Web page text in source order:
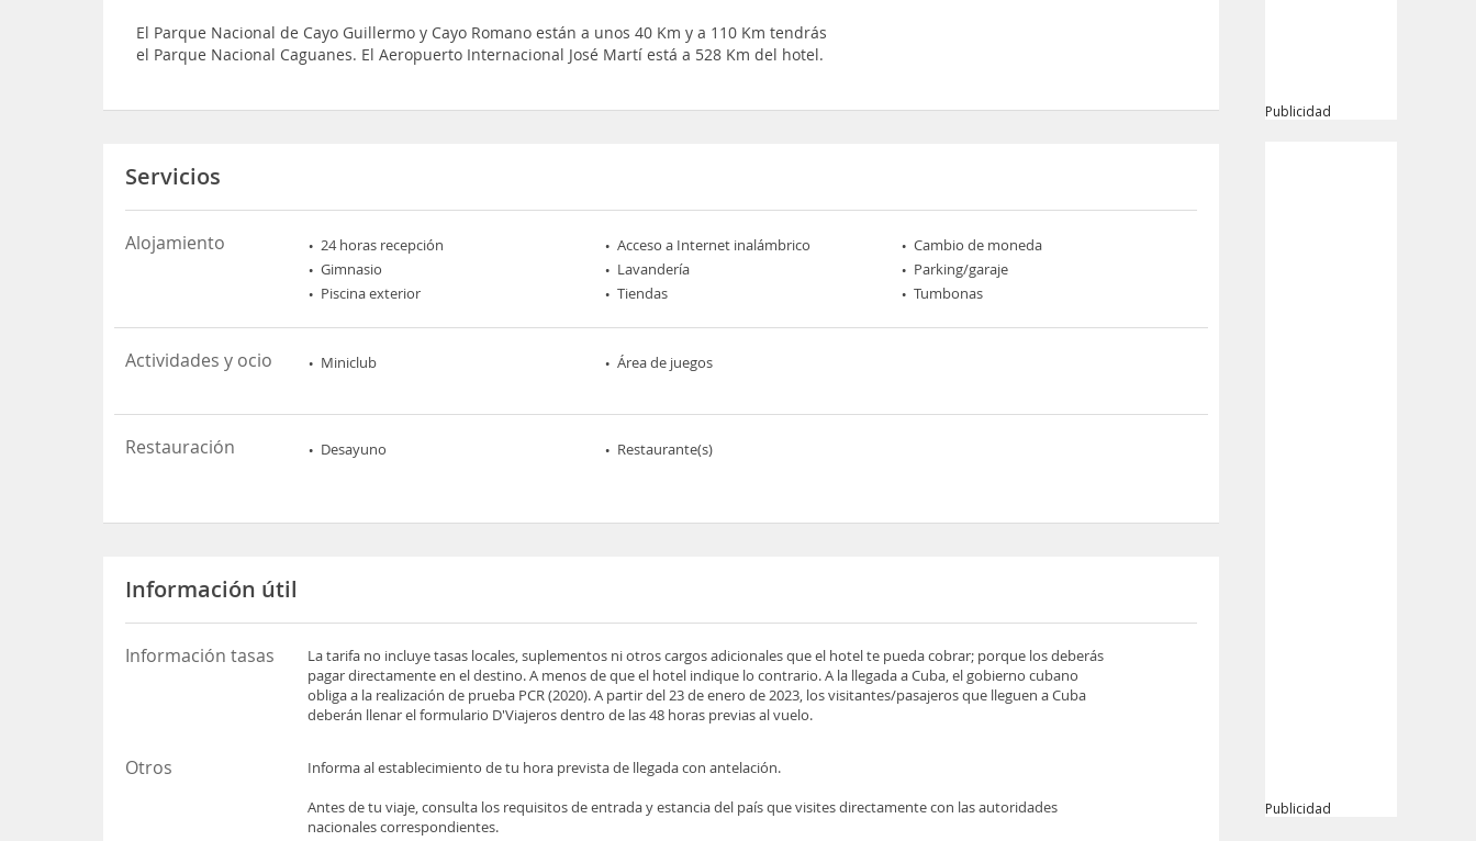
El Parque Nacional de Cayo Guillermo y Cayo Romano están a unos 40 Km y a 110 Km tendrás
el Parque Nacional Caguanes. El Aeropuerto Internacional José Martí está a 528 Km del hotel.
Servicios
Alojamiento 24 horas recepción Acceso a Internet inalámbrico
Cambio de moneda
Gimnasio
Lavandería
Parking/garaje
Piscina exterior
Tiendas Tumbonas
Actividades y ocio Miniclub Área de juegos
Restauración Desayuno Restaurante(s)
Información útil
Información tasas
La tarifa no incluye tasas locales, suplementos ni otros cargos adicionales que el hotel te pueda cobrar; porque los deberás
pagar directamente en el destino. A menos de que el hotel indique lo contrario. A la llegada a Cuba, el gobierno cubano
obliga a la realización de prueba PCR (2020). A partir del 23 de enero de 2023, los visitantes/pasajeros que lleguen a Cuba
deberán llenar el formulario D'Viajeros dentro de las 48 horas previas al vuelo.
Otros
Informa al establecimiento de tu hora prevista de llegada con antelación.
Antes de tu viaje, consulta los requisitos de entrada y estancia del país que visites directamente con las autoridades
nacionales correspondientes.
Publicidad
Publicidad